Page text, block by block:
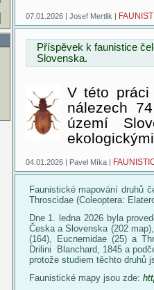
07.01.2026 | Josef Mertlik |
Příspěvek k faunistice
Slovenska.
V této práci
nálezech
území
04.01.2026 | Pavel Míka |
Faunistické mapování druhů
Throscidae (Coleoptera:
Dne 1. ledna 2026 byla
Česka a Slovenska (202
(164), Eucnemidae (25) a
Drilini Blanchard, 1845 a
protože studiem těchto druhů
Faunistické mapy jsou zde: